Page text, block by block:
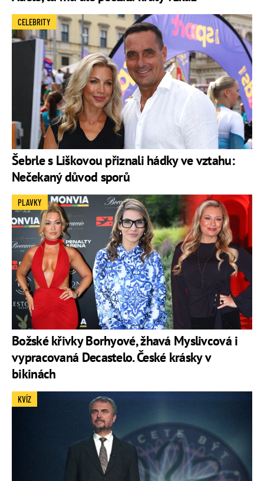
Šebrle s Liškovou přiznali hádky ve vztahu:
Nečekaný důvod sporů
CELEBRITY
Božské křivky Borhyové, žhavá Myslivcová i
vypracovaná Decastelo. České krásky v
bikinách
PLAVKY
KVÍZ